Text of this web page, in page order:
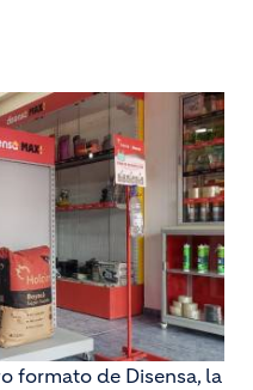
formato de Disensa, la